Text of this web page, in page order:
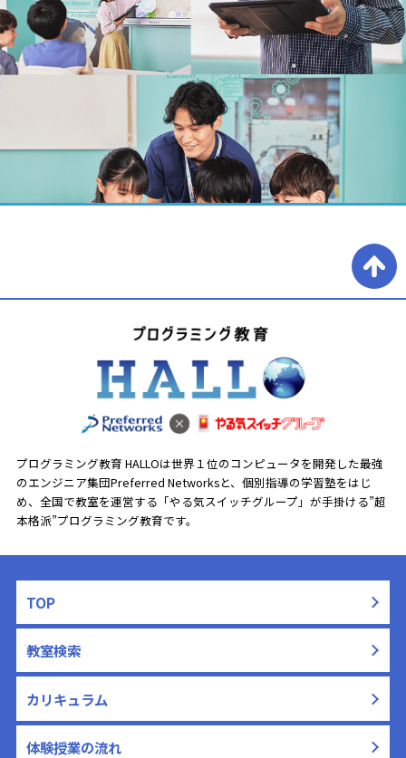
プログラミング教育 HALLOは世界１位のコンピュータを開発した最強
のエンジニア集団Preferred Networksと、 個別指導の学習塾をはじ
め、全国で教室を運営する「やる気スイッチグループ」が手掛ける”超
本格派”プログラミング教育です。
TOP
教室検索
カリキュラム
体験授業の流れ